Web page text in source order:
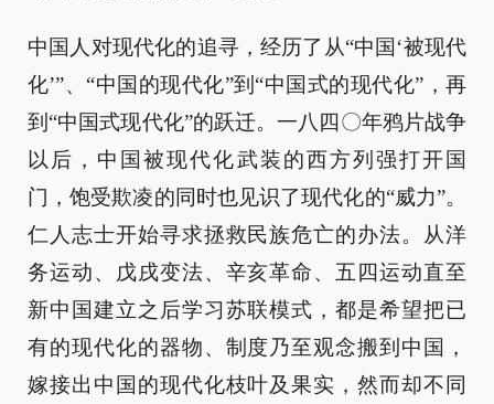
中国人对现代化的追寻，经历了从“中国‘被现代
化’”、“中国的现代化”到“中国式的现代化”，再
到“中国式现代化”的跃迁。一八四〇年鸦片战争
以后，中国被现代化武装的西方列强打开国
门，饱受欺凌的同时也见识了现代化的“威力”。
仁人志士开始寻求拯救民族危亡的办法。从洋
务运动、戊戌变法、辛亥革命、五四运动直至
新中国建立之后学习苏联模式，都是希望把已
有的现代化的器物、制度乃至观念搬到中国，
嫁接出中国的现代化枝叶及果实，然而却不同